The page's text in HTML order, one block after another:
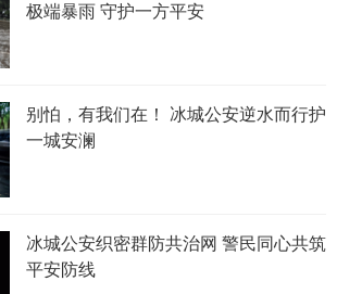
极端暴雨 守护一方平安
别怕，有我们在！ 冰城公安逆水而行护
一城安澜
冰城公安织密群防共治网 警民同心共筑
平安防线